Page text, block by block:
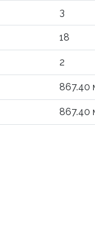
3
18
2
867.40
867.40